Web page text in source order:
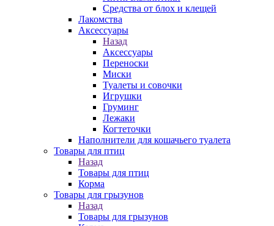
Средства от блох и клещей
Лакомства
Аксессуары
Назад
Аксессуары
Переноски
Миски
Туалеты и совочки
Игрушки
Груминг
Лежаки
Когтеточки
Наполнители для кошачьего туалета
Товары для птиц
Назад
Товары для птиц
Корма
Товары для грызунов
Назад
Товары для грызунов